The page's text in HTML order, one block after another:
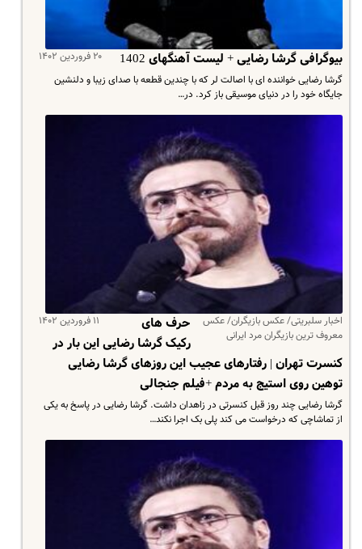
۲۰ فروردین ۱۴۰۲ بیوگرافی گرشا رضایی + لیست آهنگهای 1402
گرشا رضایی خواننده ای با اصالت لر که با چندین قطعه با صدای زیبا و دلنشین
جایگاه خود را در دنیای موسیقی باز کرد. در…
اخبار سلبریتی/ عکس بازیگران/ عکس
معروف ترین بازیگران مرد ایرانی
۱۱ فروردین ۱۴۰۲
حرف های
رکیک گرشا رضایی این بار در
کنسرت تهران | رفتارهای عجیب این روزهای گرشا رضایی
توهین روی استیج به مردم +فیلم جنجالی
گرشا رضایی چند روز قبل کنسرتی در زاهدان داشت. گرشا رضایی در پاسخ به یکی
از تماشاچی که درخواست می کند پلی بک اجرا نکند…